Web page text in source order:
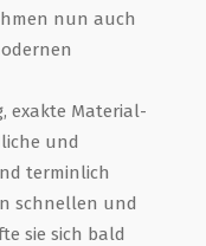
nun auch
exakte Material-
und
terminlich
schnellen und
sie sich bald